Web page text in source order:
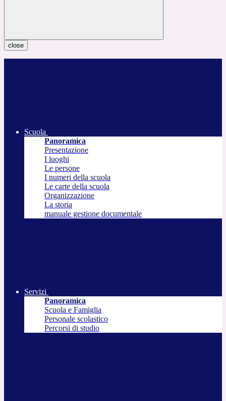
close
Scuola
Panoramica
Presentazione
I luoghi
Le persone
I numeri della scuola
Le carte della scuola
Organizzazione
La storia
manuale gestione documentale
Servizi
Panoramica
Scuola e Famiglia
Personale scolastico
Percorsi di studio